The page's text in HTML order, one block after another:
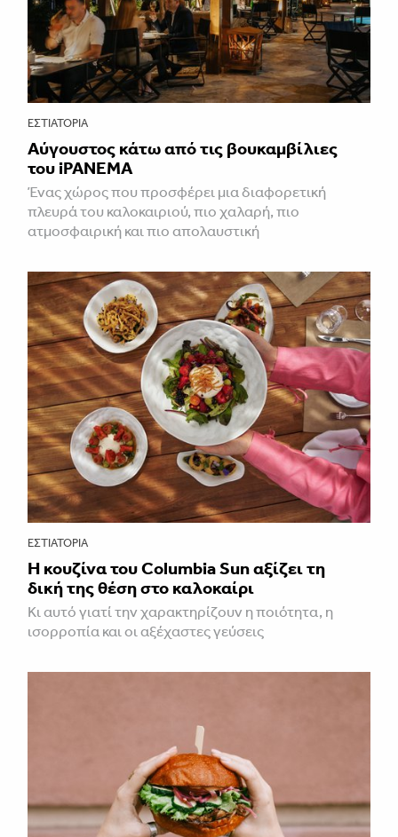
ΕΣΤΙΑΤΌΡΙΑ
Αύγουστος κάτω από τις βουκαμβίλιες
του iPANEMA
Ένας χώρος που προσφέρει μια διαφορετική
πλευρά του καλοκαιριού, πιο χαλαρή, πιο
ατμοσφαιρική και πιο απολαυστική
ΕΣΤΙΑΤΌΡΙΑ
Η κουζίνα του Columbia Sun αξίζει τη
δική της θέση στο καλοκαίρι
Κι αυτό γιατί την χαρακτηρίζουν η ποιότητα, η
ισορροπία και οι αξέχαστες γεύσεις